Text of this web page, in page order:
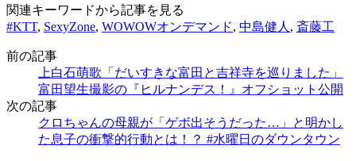
関連キーワードから記事を見る
#KTT, SexyZone, WOWOWオンデマンド, 中島健人, 斎藤工
前の記事
上白石萌歌「だいすきな富田と吉祥寺を巡りました」
富田望生撮影の『ヒルナンデス！』オフショット公開
次の記事
クロちゃんの母親が「ゲボ出そうだった…」と明かし
た息子の衝撃的行動とは！？ #水曜日のダウンタウン